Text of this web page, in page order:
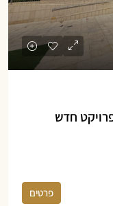
3 חדרים בפרויקט חדש
פרטים